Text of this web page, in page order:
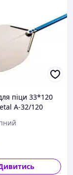
піци 33*120
A-32/120